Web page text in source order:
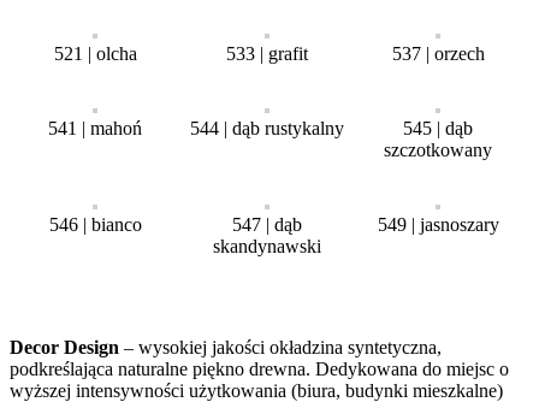
521 | olcha 533 | grafit 537 | orzech
541 | mahoń 544 | dąb rustykalny
545 | dąb
szczotkowany
546 | bianco
547 | dąb
skandynawski
549 | jasnoszary
Decor Design – wysokiej jakości okładzina syntetyczna,
podkreślająca naturalne piękno drewna. Dedykowana do miejsc o
wyższej intensywności użytkowania (biura, budynki mieszkalne)